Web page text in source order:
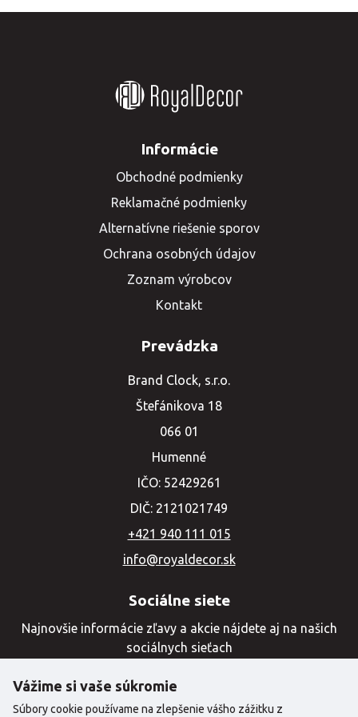
vek alebo iný osobný detail, ak
je kytica určená ako darček.
Informácie
Obchodné podmienky
Reklamačné podmienky
Alternatívne riešenie sporov
Ochrana osobných údajov
Zoznam výrobcov
Kontakt
Prevádzka
Brand Clock, s.r.o.
Štefánikova 18
066 01
Humenné
IČO: 52429261
DIČ: 2121021749
+421 940 111 015
info@royaldecor.sk
Sociálne siete
Najnovšie informácie zľavy a akcie nájdete aj na našich
sociálnych sieťach
Vážime si vaše súkromie
Súbory cookie používame na zlepšenie vášho zážitku z